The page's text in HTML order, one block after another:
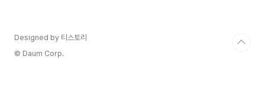
Designed by 티스토리
© Daum Corp.